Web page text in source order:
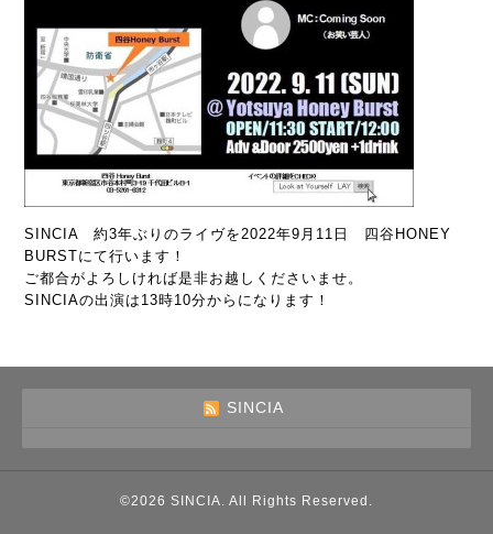
SINCIA 約3年ぶりのライヴを2022年9月11日 四谷HONEY
BURSTにて行います！
ご都合がよろしければ是非お越しくださいませ。
SINCIAの出演は13時10分からになります！
SINCIA
©2026 SINCIA. All Rights Reserved.